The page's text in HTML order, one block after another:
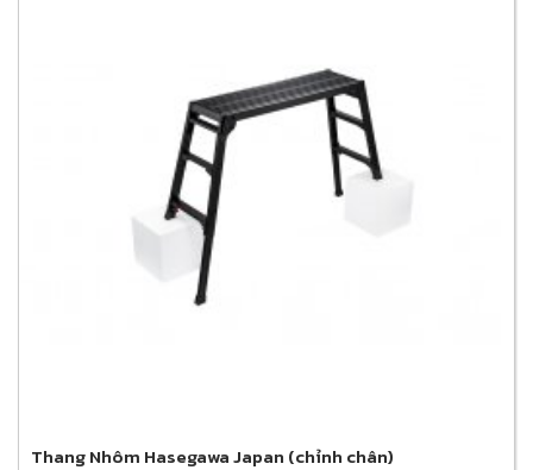
Thang Nhôm Hasegawa Japan (chỉnh chân)